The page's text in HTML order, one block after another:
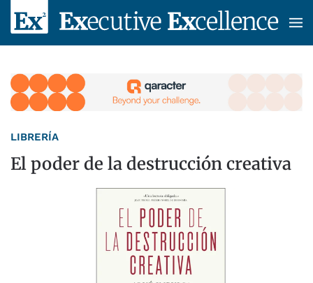
Skip to main content
LIBRERÍA
El poder de la destrucción creativa